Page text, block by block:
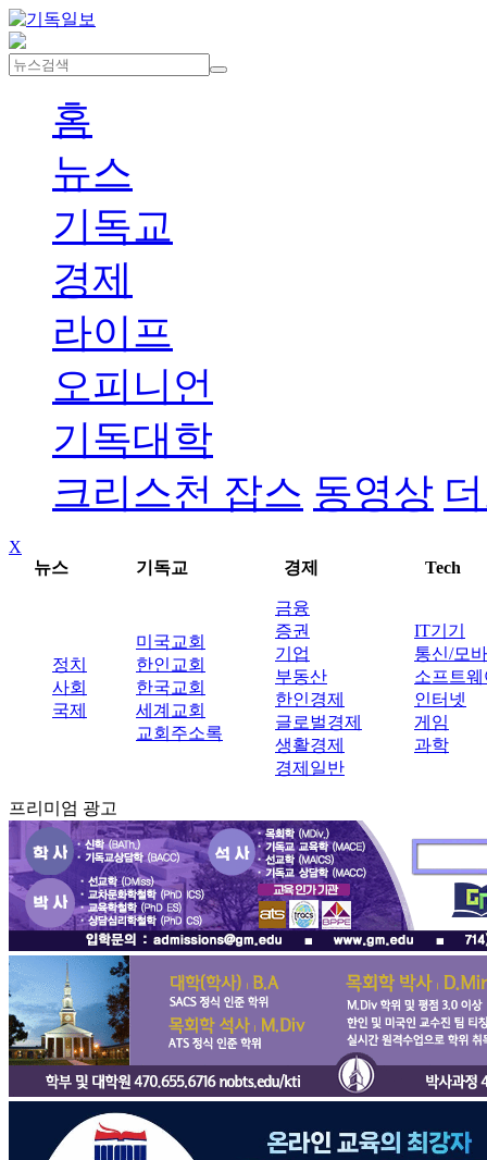
홈
뉴스
기독교
경제
라이프
오피니언
기독대학
크리스천 잡스 동영상
X
뉴스
기독교 경제 Tech
정치
사회
국제
미국교회
한인교회
한국교회
세계교회
교회주소록
금융
증권
기업
부동산
한인경제
글로벌경제
생활경제
경제일반
IT기기
통신/모
소프트웨
인터넷
게임
과학
프리미엄 광고